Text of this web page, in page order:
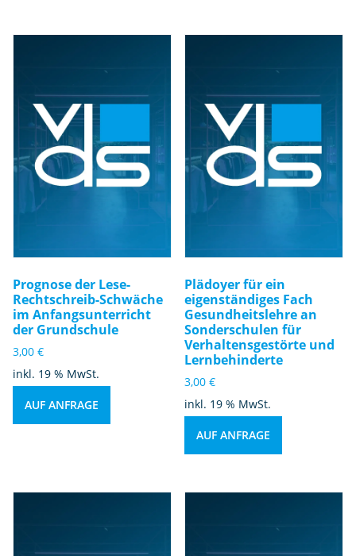
Prognose der Lese-
Rechtschreib-Schwäche
im Anfangsunterricht
der Grundschule
3,00 €
inkl. 19 % MwSt.
AUF ANFRAGE
Plädoyer für ein
eigenständiges Fach
Gesundheitslehre an
Sonderschulen für
Verhaltensgestörte und
Lernbehinderte
3,00€
inkl. 19 % MwSt.
AUF ANFRAGE